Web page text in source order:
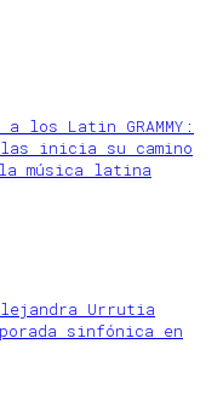
los Latin GRAMMY:
inicia su camino
música latina
Urrutia
sinfónica en